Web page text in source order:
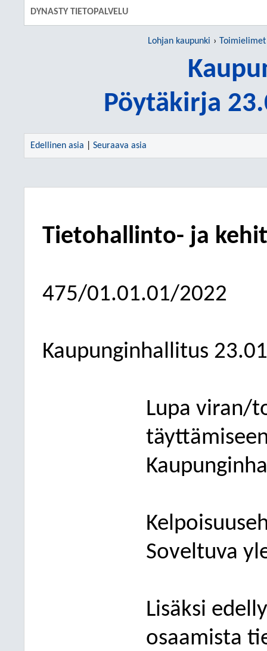
DYNASTY TIETOPALVELU
Lohjan kaupunki Toimielimet
Pöytäkirja
Edellinen asia Seuraava asia
Tietohallinto- ja
475/01.01.01/2022
Kaupunginhallitus
Lupa viran/
Soveltuva
Lisäksi
osaamista